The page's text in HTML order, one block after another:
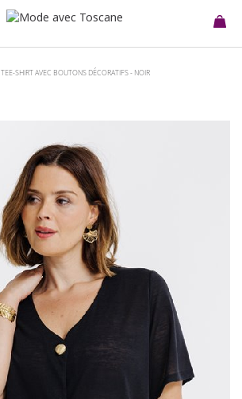
TEE-SHIRT AVEC BOUTONS DÉCORATIFS - NOIR